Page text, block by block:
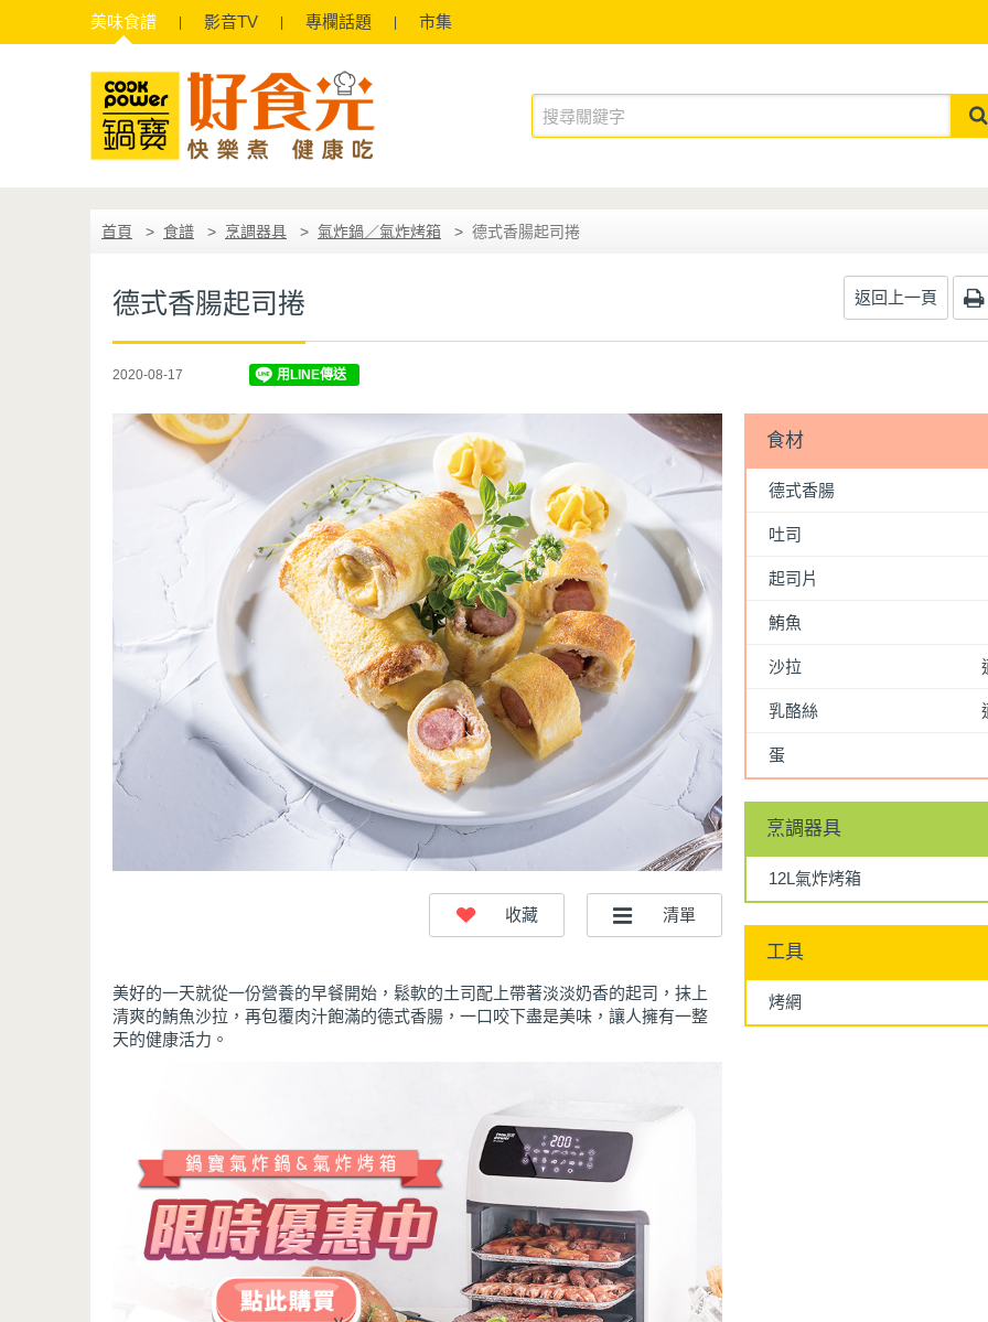
美味食譜 影音TV 專欄話題 市集
首頁 食譜 烹調器具 氣炸鍋／氣炸烤箱 德式香腸起司捲
德式香腸起司捲 返回上一頁
2020-08-17
美好的一天就從一份營養的早餐開始，鬆軟的土司配上帶著淡淡奶香的起司，抹上
清爽的鮪魚沙拉，再包覆肉汁飽滿的德式香腸，一口咬下盡是美味，讓人擁有一整
天的健康活力。
食材
德式香腸
吐司
起司片
鮪魚
沙拉
乳酪絲
蛋
烹調器具
12L氣炸烤箱
工具
烤網